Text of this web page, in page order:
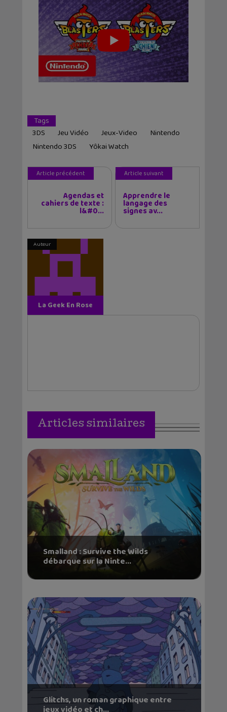
Tags
3DS
Jeu Vidéo Jeux-Video
Nintendo
Nintendo 3DS
Yôkai Watch
Article précédent
Agendas et
cahiers de texte :
l&#0...
Article suivant
Apprendre le
langage des
signes av...
Auteur
La Geek En Rose
Articles similaires
Smalland : Survive the Wilds
débarque sur la Ninte...
Glitchs, un roman graphique entre